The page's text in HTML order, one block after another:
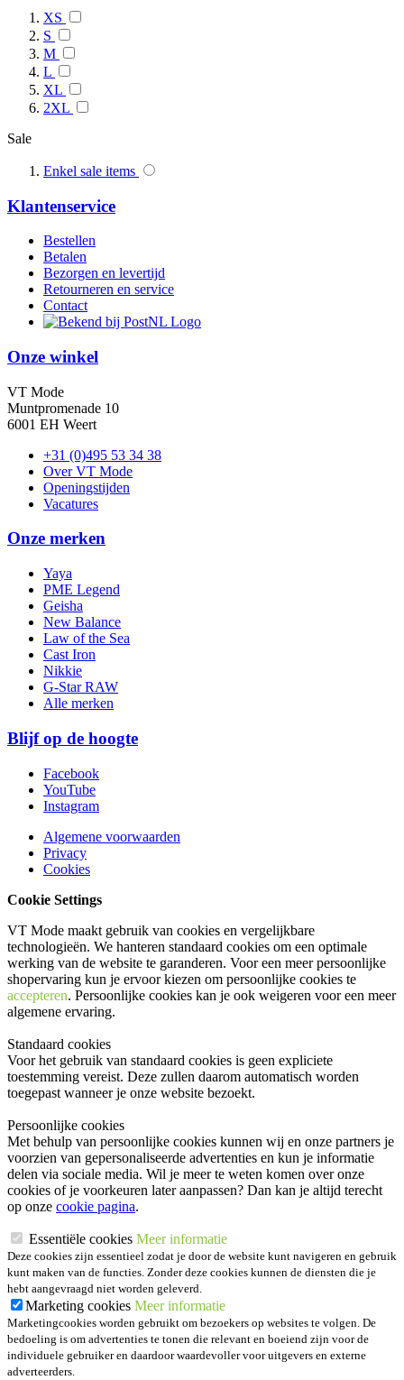
XS
S
M
L
XL
2XL
Sale
Enkel sale items
Klantenservice
Bestellen
Betalen
Bezorgen en levertijd
Retourneren en service
Contact
Onze winkel
VT Mode
Muntpromenade 10
6001 EH Weert
+31 (0)495 53 34 38
Over VT Mode
Openingstijden
Vacatures
Onze merken
Yaya
PME Legend
Geisha
New Balance
Law of the Sea
Cast Iron
Nikkie
G-Star RAW
Alle merken
Blijf op de hoogte
Facebook
YouTube
Instagram
Algemene voorwaarden
Privacy
Cookies
Cookie Settings
VT Mode maakt gebruik van cookies en vergelijkbare
technologieën. We hanteren standaard cookies om een optimale
werking van de website te garanderen. Voor een meer persoonlijke
shopervaring kun je ervoor kiezen om persoonlijke cookies te
accepteren. Persoonlijke cookies kan je ook weigeren voor een meer
algemene ervaring.
Standaard cookies
Voor het gebruik van standaard cookies is geen expliciete
toestemming vereist. Deze zullen daarom automatisch worden
toegepast wanneer je onze website bezoekt.
Persoonlijke cookies
Met behulp van persoonlijke cookies kunnen wij en onze partners je
voorzien van gepersonaliseerde advertenties en kun je informatie
delen via sociale media. Wil je meer te weten komen over onze
cookies of je voorkeuren later aanpassen? Dan kan je altijd terecht
op onze cookie pagina.
Essentiële cookies Meer informatie
Deze cookies zijn essentieel zodat je door de website kunt navigeren en gebruik
kunt maken van de functies. Zonder deze cookies kunnen de diensten die je
hebt aangevraagd niet worden geleverd.
Marketing cookies Meer informatie
Marketingcookies worden gebruikt om bezoekers op websites te volgen. De
bedoeling is om advertenties te tonen die relevant en boeiend zijn voor de
individuele gebruiker en daardoor waardevoller voor uitgevers en externe
adverteerders.